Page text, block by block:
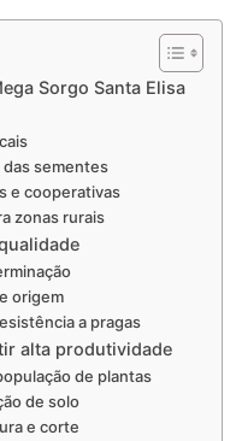
Sorgo Santa Elisa
sementes
e cooperativas
zonas rurais
origem
a pragas
alta produtividade
de plantas
de solo
e corte